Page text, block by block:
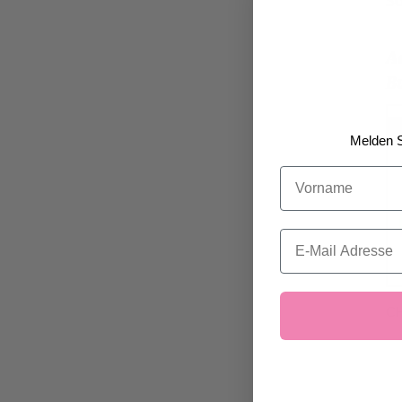
Melden
Vorname
Email